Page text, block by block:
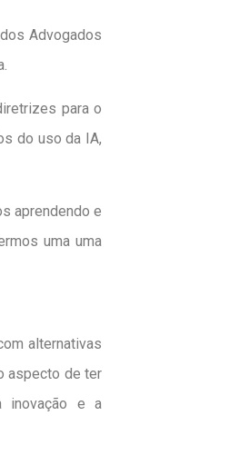
Advogados
para o
do uso da IA,
aprendendo e
uma uma
alternativas
aspecto de ter
inovação e a